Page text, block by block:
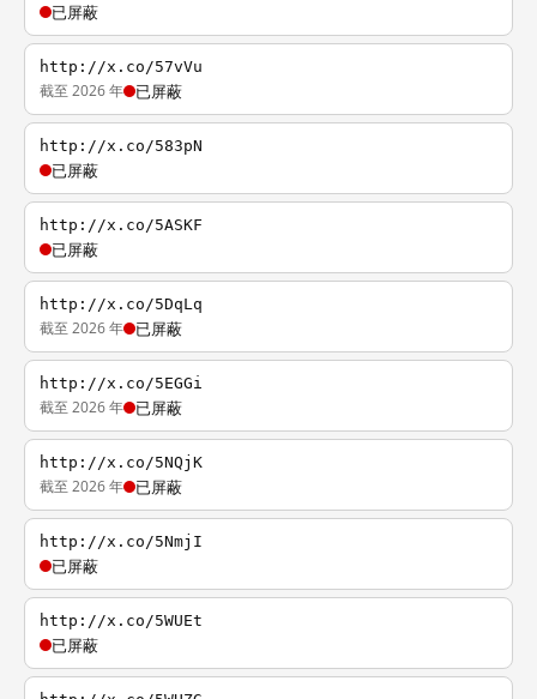
已屏蔽
http://x.co/57vVu
截至 2026 年 已屏蔽
http://x.co/583pN
已屏蔽
http://x.co/5ASKF
已屏蔽
http://x.co/5DqLq
截至 2026 年 已屏蔽
http://x.co/5EGGi
截至 2026 年 已屏蔽
http://x.co/5NQjK
截至 2026 年 已屏蔽
http://x.co/5NmjI
已屏蔽
http://x.co/5WUEt
已屏蔽